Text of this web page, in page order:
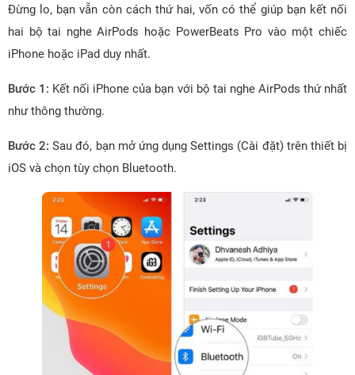
Đừng lo, bạn vẫn còn cách thứ hai, vốn có thể giúp bạn kết nối
hai bộ tai nghe AirPods hoặc PowerBeats Pro vào một chiếc
iPhone hoặc iPad duy nhất.
Bước 1: Kết nối iPhone của bạn với bộ tai nghe AirPods thứ nhất
như thông thường.
Bước 2: Sau đó, bạn mở ứng dụng Settings (Cài đặt) trên thiết bị
iOS và chọn tùy chọn Bluetooth.